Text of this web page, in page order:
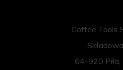
Coffee Tools
64-920 Piła,